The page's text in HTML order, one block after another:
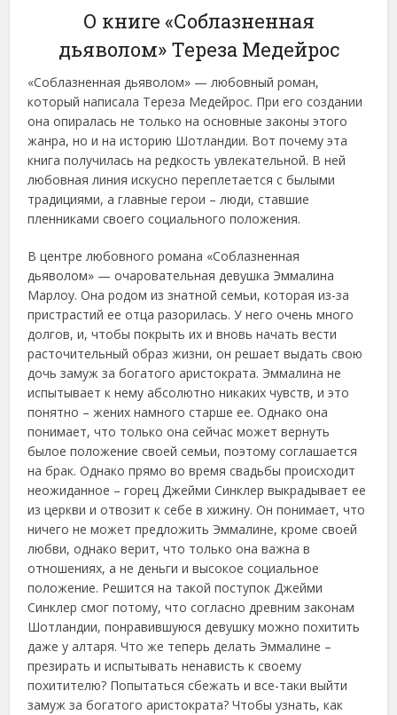
О книге «Соблазненная
дьяволом» Тереза Медейрос
«Соблазненная дьяволом» — любовный роман,
который написала Тереза Медейрос. При его создании
она опиралась не только на основные законы этого
жанра, но и на историю Шотландии. Вот почему эта
книга получилась на редкость увлекательной. В ней
любовная линия искусно переплетается с былыми
традициями, а главные герои – люди, ставшие
пленниками своего социального положения.
В центре любовного романа «Соблазненная
дьяволом» — очаровательная девушка Эммалина
Марлоу. Она родом из знатной семьи, которая из-за
пристрастий ее отца разорилась. У него очень много
долгов, и, чтобы покрыть их и вновь начать вести
расточительный образ жизни, он решает выдать свою
дочь замуж за богатого аристократа. Эммалина не
испытывает к нему абсолютно никаких чувств, и это
понятно – жених намного старше ее. Однако она
понимает, что только она сейчас может вернуть
былое положение своей семьи, поэтому соглашается
на брак. Однако прямо во время свадьбы происходит
неожиданное – горец Джейми Синклер выкрадывает ее
из церкви и отвозит к себе в хижину. Он понимает, что
ничего не может предложить Эммалине, кроме своей
любви, однако верит, что только она важна в
отношениях, а не деньги и высокое социальное
положение. Решится на такой поступок Джейми
Синклер смог потому, что согласно древним законам
Шотландии, понравившуюся девушку можно похитить
даже у алтаря. Что же теперь делать Эммалине –
презирать и испытывать ненависть к своему
похитителю? Попытаться сбежать и все-таки выйти
замуж за богатого аристократа? Чтобы узнать, как